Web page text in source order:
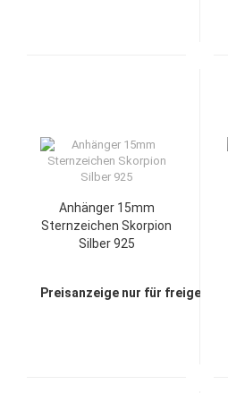
Anhänger 15mm
Sternzeichen Skorpion
Silber 925
Preisanzeige nur für